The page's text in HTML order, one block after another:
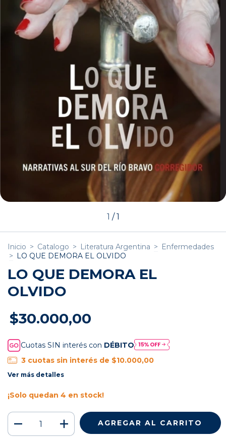
1 /1
Inicio > Catalogo > Literatura Argentina > Enfermedades
> LO QUE DEMORA EL OLVIDO
LO QUE DEMORA EL
OLVIDO
$30.000,00
Cuotas SIN interés con DÉBITO
3 cuotas sin interés de $10.000,00
Ver más detalles
¡Solo quedan 4 en stock!